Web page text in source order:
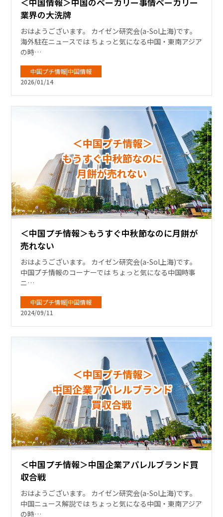
業界の大洗牌
おはようございます。 カイゼン研究会(a-Sol上海)です。
海外駐在ニュースでは ちょっと気になる中国・東南アジア
の時…
中国プチ情報|中国情報
2026/01/14
＜中国プチ情報＞もうすぐ中秋節なのに月餅が
売れない
おはようございます。 カイゼン研究会(a-Sol上海)です。
中国プチ情報のコーナーでは ちょっと気になる中国時事
ニ…
中国プチ情報|中国情報
2024/09/11
＜中国プチ情報＞中国企業アパレルブランド買
収合戦
おはようございます。 カイゼン研究会(a-Sol上海)です。
中国ニュース解説では ちょっと気になる中国・東南アジア
の時…